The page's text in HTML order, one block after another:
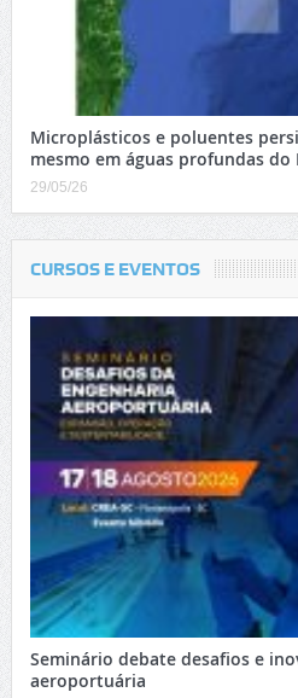
Microplásticos e poluentes
mesmo em águas profundas do
29/05/26
CURSOS E EVENTOS
Seminário debate desafios e
aeroportuária